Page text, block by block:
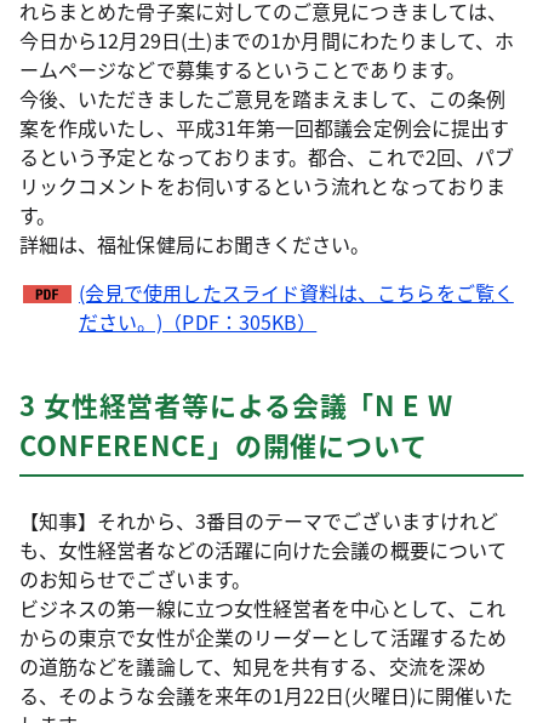
れらまとめた骨子案に対してのご意見につきましては、
今日から12月29日(土)までの1か月間にわたりまして、ホ
ームページなどで募集するということであります。
今後、いただきましたご意見を踏まえまして、この条例
案を作成いたし、平成31年第一回都議会定例会に提出す
るという予定となっております。都合、これで2回、パブ
リックコメントをお伺いするという流れとなっておりま
す。
詳細は、福祉保健局にお聞きください。
(会見で使用したスライド資料は、こちらをご覧く
ださい。)（PDF：305KB）
3 女性経営者等による会議「N E W
CONFERENCE」の開催について
【知事】それから、3番目のテーマでございますけれど
も、女性経営者などの活躍に向けた会議の概要について
のお知らせでございます。
ビジネスの第一線に立つ女性経営者を中心として、これ
からの東京で女性が企業のリーダーとして活躍するため
の道筋などを議論して、知見を共有する、交流を深め
る、そのような会議を来年の1月22日(火曜日)に開催いた